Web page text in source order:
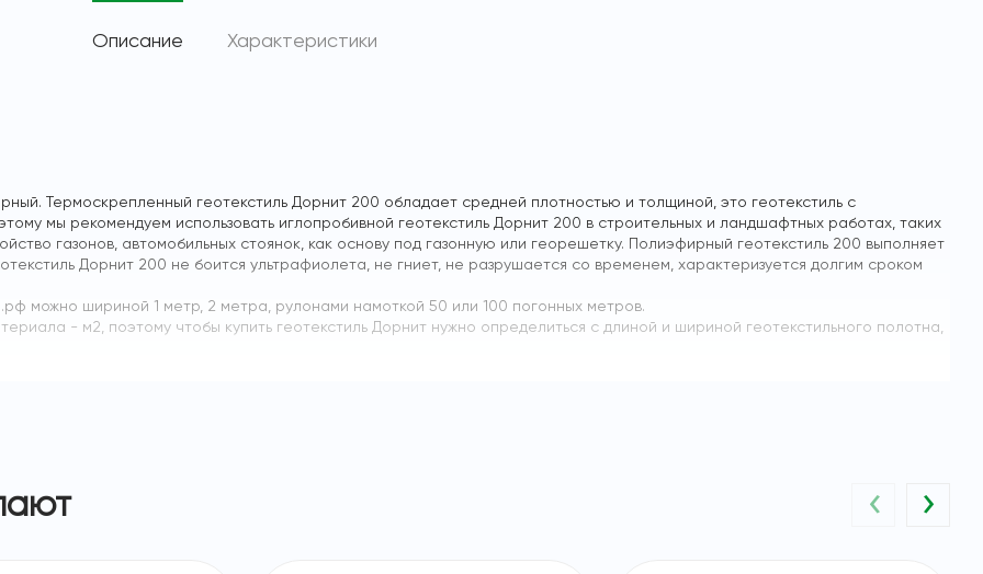
Описание Характеристики
Термоскрепленный геотекстиль Дорнит 200 обладает средней плотностью и толщиной, это геотекстиль с
мы рекомендуем использовать иглопробивной геотекстиль Дорнит 200 в строительных и ландшафтных работах, таких
газонов, автомобильных стоянок, как основу под газонную или георешетку. Полиэфирный геотекстиль 200 выполняет
Дорнит 200 не боится ультрафиолета, не гниет, не разрушается со временем, характеризуется долгим сроком
можно шириной 1 метр, 2 метра, рулонами намоткой 50 или 100 погонных метров.
- м2, поэтому чтобы купить геотекстиль Дорнит нужно определиться с длиной и шириной геотекстильного полотна,
‹ ›